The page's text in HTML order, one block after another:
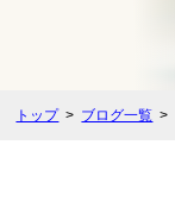
トップ ブログ一覧